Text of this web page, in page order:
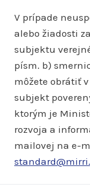
V prípade
alebo žiadosti
subjektu
písm. b)
môžete obrátiť
subjekt
ktorým je
rozvoja a
mailovej na e-